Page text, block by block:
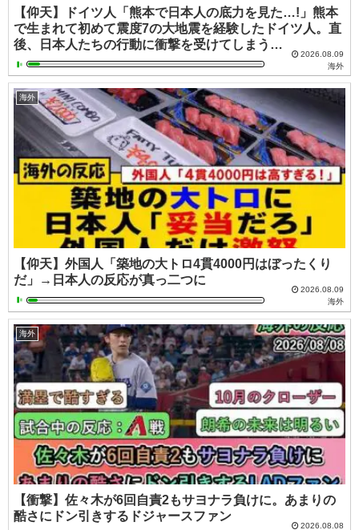
【仰天】ドイツ人「熊本で日本人の底力を見た…!」熊本
で生まれて初めて震度7の大地震を経験したドイツ人。直
後、日本人たちの行動に衝撃を受けてしまう…
2026.08.09
海外
海外
【仰天】外国人「築地の大トロ4貫4000円はぼったくり
だ」→日本人の反応が真っ二つに
2026.08.09
海外
海外
【衝撃】佐々木が6回自責2もサヨナラ負けに。あまりの
酷さにドン引きするドジャースファン
2026.08.08